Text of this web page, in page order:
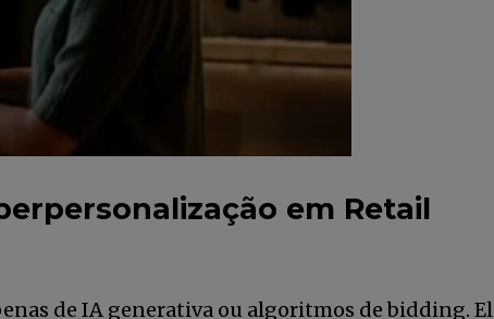
em Retail
de IA generativa ou algoritmos de bidding.